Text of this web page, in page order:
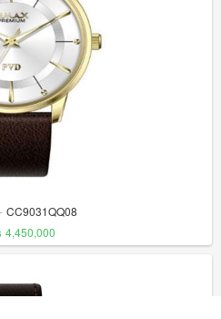
CC9031QQ08
-
4,450,000